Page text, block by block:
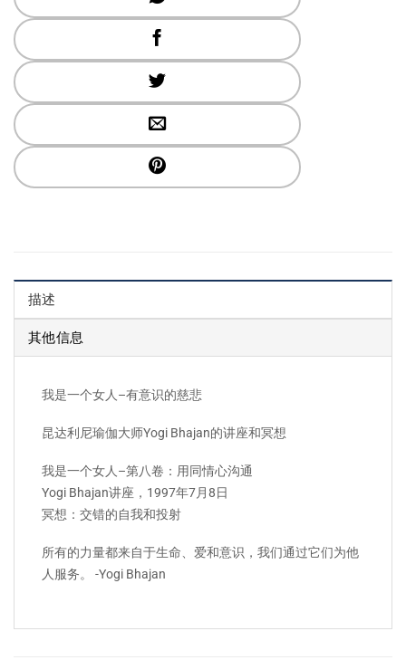
描述
其他信息
我是一个女人–有意识的慈悲
昆达利尼瑜伽大师Yogi Bhajan的讲座和冥想
我是一个女人–第八卷：用同情心沟通
Yogi Bhajan讲座，1997年7月8日
冥想：交错的自我和投射
所有的力量都来自于生命、爱和意识，我们通过它们为他
人服务。 -Yogi Bhajan